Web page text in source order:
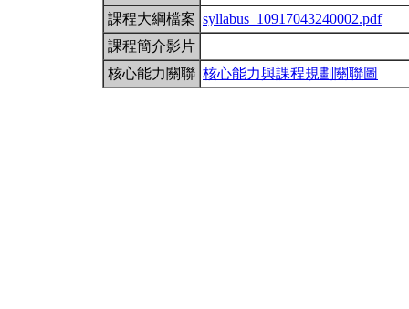
課程大綱檔案 syllabus_10917043240002.pdf
課程簡介影片
核心能力關聯 核心能力與課程規劃關聯圖